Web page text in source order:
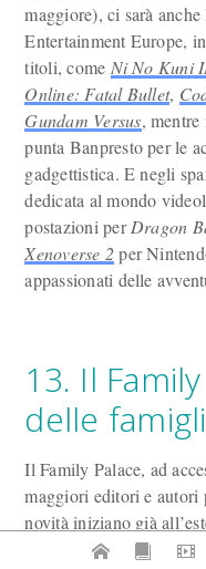
maggiore), ci sarà
Entertainment Europe,
titoli, come Ni No Kuni
Online: Fatal Bullet,
Gundam Versus,
punta Banpresto per le
gadgettistica. E negli
dedicata al mondo
postazioni perDragon
Xenoverse 2per
appassionati delle
13. Il
delle
Il Family Palace, ad
maggiori editori e autori
novità iniziano già
tutti i fan le atmosfere